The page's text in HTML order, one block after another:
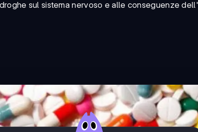
sul sistema nervoso e alle conseguenze